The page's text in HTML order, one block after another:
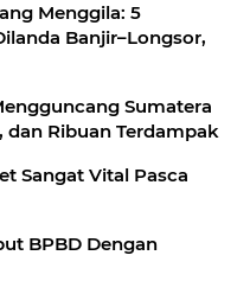
Menggila: 5
Banjir–Longsor,
Sumatera
dan Ribuan Terdampak
Sangat Vital Pasca
BPBD Dengan